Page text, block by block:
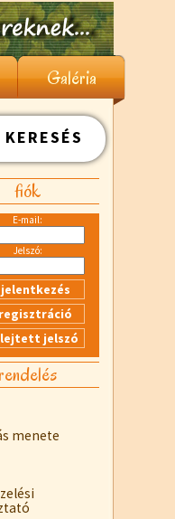
Galéria
KERESÉS
fiók
E-mail:
Jelszó:
rendelés
menete